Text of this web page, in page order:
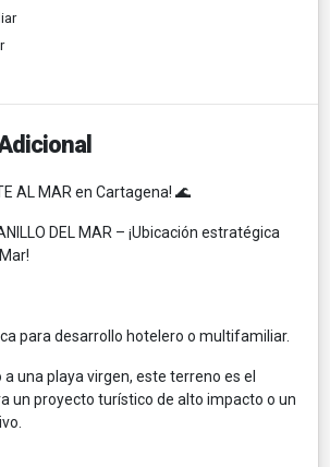
AL MAR en Cartagena! 🌊
DEL MAR – ¡Ubicación estratégica
para desarrollo hotelero o multifamiliar.
una playa virgen, este terreno es el
un proyecto turístico de alto impacto o un